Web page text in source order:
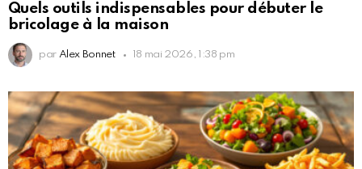
Quels outils indispensables pour débuter le
bricolage à la maison
par Alex Bonnet 18 mai 2026, 1:38 pm